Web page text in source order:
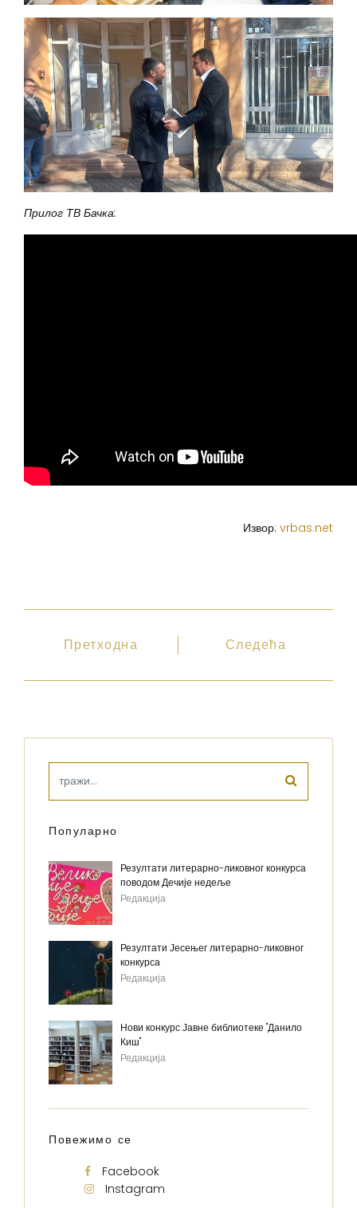
Прилог ТВ Бачка:
Извор: vrbas.net
Претходна Следећа
Популарно
Резултати литерарно-ликовног конкурса
поводом Дечије недеље
Редакција
Резултати Јесењег литерарно-ликовног
конкурса
Редакција
Нови конкурс Јавне библиотеке "Данило
Киш"
Редакција
Повежимо се
Facebook
Instagram